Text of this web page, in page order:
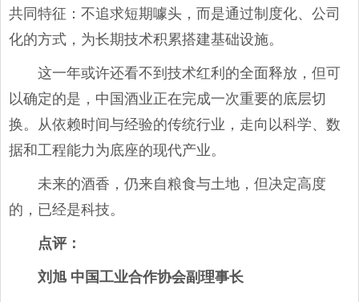
共同特征：不追求短期噱头，而是通过制度化、公司
化的方式，为长期技术积累搭建基础设施。
这一年或许还看不到技术红利的全面释放，但可
以确定的是，中国酒业正在完成一次重要的底层切
换。从依赖时间与经验的传统行业，走向以科学、数
据和工程能力为底座的现代产业。
未来的酒香，仍来自粮食与土地，但决定高度
的，已经是科技。
点评：
刘旭 中国工业合作协会副理事长